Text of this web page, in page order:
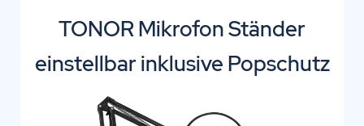
TONOR Mikrofon Ständer
einstellbar inklusive Popschutz